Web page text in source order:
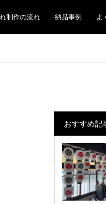
制作の流れ 納品事例 よ
おすすめ記